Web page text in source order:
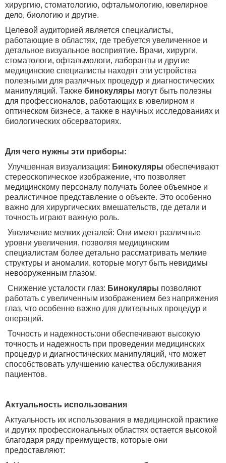
хирургию, стоматологию, офтальмологию, ювелирное
дело, биологию и другие.
Целевой аудиторией является специалисты,
работающие в областях, где требуется увеличенное и
детальное визуальное восприятие. Врачи, хирурги,
стоматологи, офтальмологи, лаборанты и другие
медицинские специалисты находят эти устройства
полезными для различных процедур и диагностических
манипуляций. Также бинокуляры могут быть полезны
для профессионалов, работающих в ювелирном и
оптическом бизнесе, а также в научных исследованиях и
биологических обсерваториях.
Для чего нужны эти приборы:
Улучшенная визуализация: Бинокуляры обеспечивают
стереоскопическое изображение, что позволяет
медицинскому персоналу получать более объемное и
реалистичное представление о объекте. Это особенно
важно для хирургических вмешательств, где детали и
точность играют важную роль.
Увеличение мелких деталей: Они имеют различные
уровни увеличения, позволяя медицинским
специалистам более детально рассматривать мелкие
структуры и аномалии, которые могут быть невидимы
невооруженным глазом.
Снижение усталости глаз: Бинокуляры позволяют
работать с увеличенным изображением без напряжения
глаз, что особенно важно для длительных процедур и
операций.
Точность и надежность:они обеспечивают высокую
точность и надежность при проведении медицинских
процедур и диагностических манипуляций, что может
способствовать улучшению качества обслуживания
пациентов.
Актуальность использования
Актуальность их использования в медицинской практике
и других профессиональных областях остается высокой
благодаря ряду преимуществ, которые они
предоставляют: